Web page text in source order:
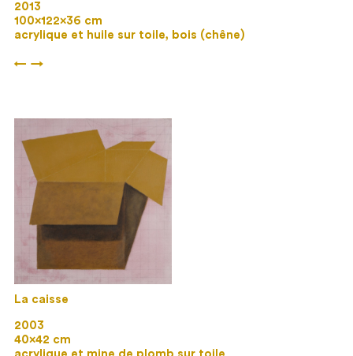
2013
100×122×36 cm
acrylique et huile sur toile, bois (chêne)
← →
La caisse
2003
40×42 cm